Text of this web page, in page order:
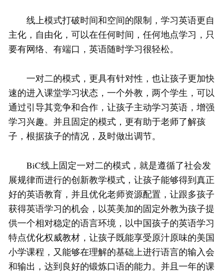
线上模式打破时间和空间的限制，学习英语更自
主化，自由化，可以在任何时间，任何地点学习，只
要有网络、有端口，英语随时学习很轻松。
一对二的模式，更具有针对性，也让孩子更加快
速的进入课堂学习状态，一个外教，两个学生，可以
通过引导其竞争和合作，让孩子主动学习英语，增强
学习兴趣。并且固定的模式，更有助于老师了解孩
子，根据孩子的情况，及时做出调节。
BiC线上固定一对二的模式，就是遵循了社会发
展规律而进行的创新教学模式，让孩子能够得到真正
好的英语教育，并且优化老师资源配置，让跟多孩子
获得英语学习的机会，以英美加的固定外教为孩子提
供一个相对稳定的语言环境，以中国孩子的英语学习
特点优化权威教材，让孩子既能享受原汁原味的美国
小学课程，又能够在理解的基础上进行语言的输入会
和输出，达到良好的锻炼口语的能力。并且一年的课